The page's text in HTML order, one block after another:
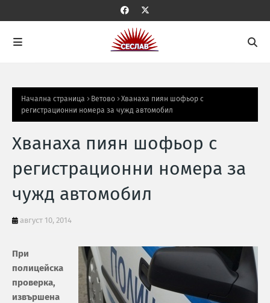
Начална страница Ветово
Хванаха пиян шофьор с
регистрационни номера за чужд автомобил
Хванаха пиян шофьор с
регистрационни номера за
чужд автомобил
август 10, 2014
При
полицейска
проверка,
извършена